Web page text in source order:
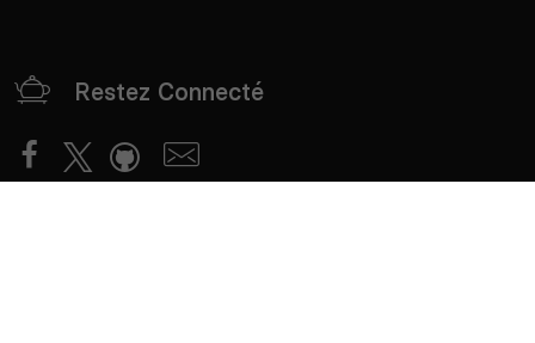
Restez Connecté